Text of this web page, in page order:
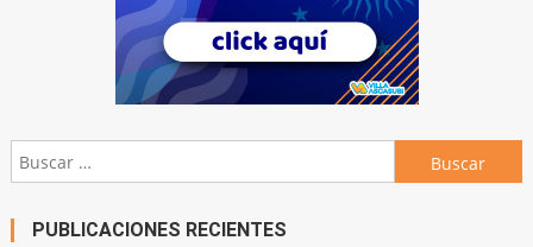
Buscar:
PUBLICACIONES RECIENTES